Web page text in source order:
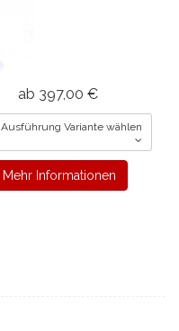
ab 397,00 €
Ausführung Variante wählen
Mehr Informationen